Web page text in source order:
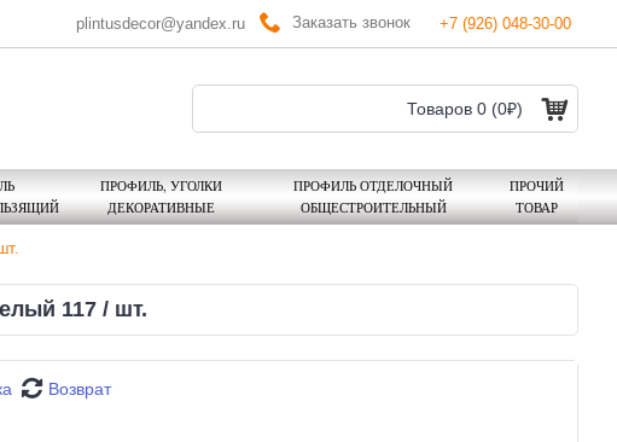
plintusdecor@yandex.ru Заказать звонок +7 (926) 048-30-00
Товаров 0 (0₽)
ПРОФИЛЬ, УГОЛКИ
ДЕКОРАТИВНЫЕ
ПРОФИЛЬ ОТДЕЛОЧНЫЙ
ОБЩЕСТРОИТЕЛЬНЫЙ
ПРОЧИЙ
ТОВАР
117 / шт.
Возврат